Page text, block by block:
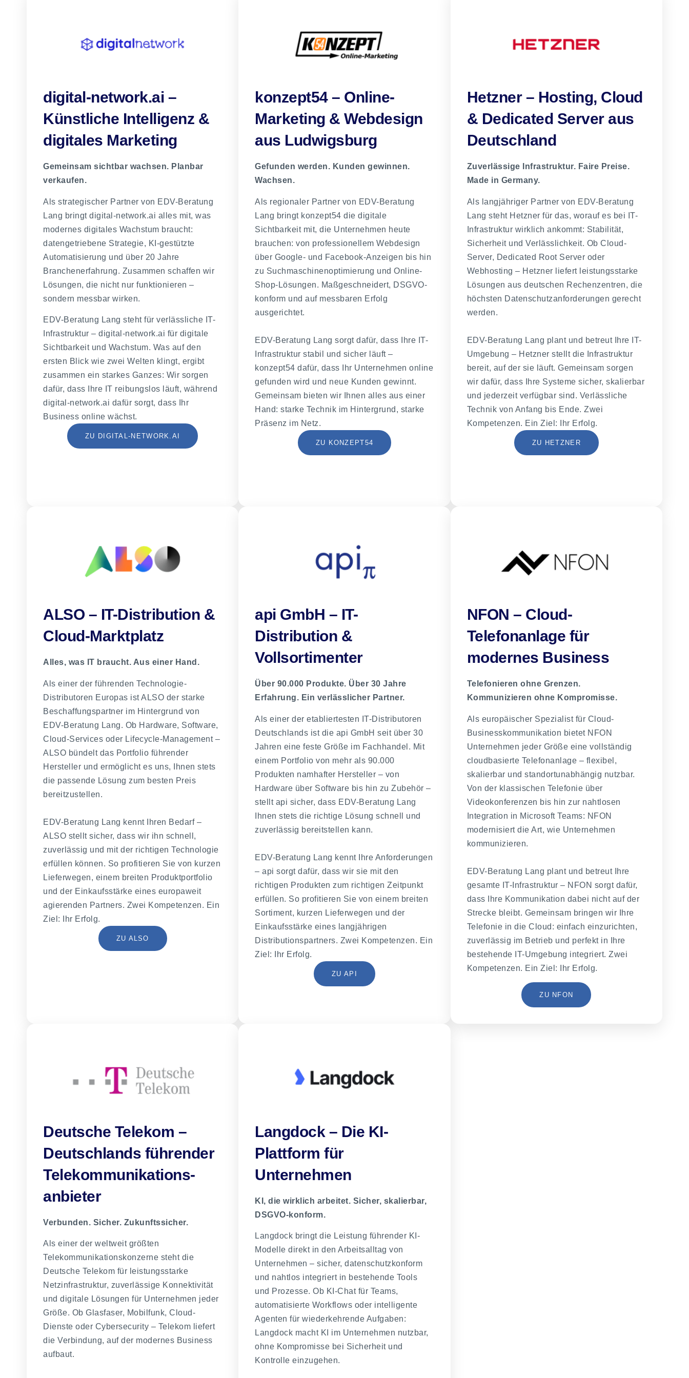
digital-network.ai –
Künstliche Intelligenz &
digitales Marketing
Gemeinsam sichtbar wachsen. Planbar
verkaufen.
Als strategischer Partner von EDV-Beratung
Lang bringt digital-network.ai alles mit, was
modernes digitales Wachstum braucht:
datengetriebene Strategie, KI-gestützte
Automatisierung und über 20 Jahre
Branchenerfahrung. Zusammen schaffen wir
Lösungen, die nicht nur funktionieren –
sondern messbar wirken.
EDV-Beratung Lang steht für verlässliche IT-
Infrastruktur – digital-network.ai für digitale
Sichtbarkeit und Wachstum. Was auf den
ersten Blick wie zwei Welten klingt, ergibt
zusammen ein starkes Ganzes: Wir sorgen
dafür, dass Ihre IT reibungslos läuft, während
digital-network.ai dafür sorgt, dass Ihr
Business online wächst.
ZU DIGITAL-NETWORK.AI
konzept54 – Online-
Marketing & Webdesign
aus Ludwigsburg
Gefunden werden. Kunden gewinnen.
Wachsen.
Als regionaler Partner von EDV-Beratung
Lang bringt konzept54 die digitale
Sichtbarkeit mit, die Unternehmen heute
brauchen: von professionellem Webdesign
über Google- und Facebook-Anzeigen bis hin
zu Suchmaschinenoptimierung und Online-
Shop-Lösungen. Maßgeschneidert, DSGVO-
konform und auf messbaren Erfolg
ausgerichtet.
EDV-Beratung Lang sorgt dafür, dass Ihre IT-
Infrastruktur stabil und sicher läuft –
konzept54 dafür, dass Ihr Unternehmen online
gefunden wird und neue Kunden gewinnt.
Gemeinsam bieten wir Ihnen alles aus einer
Hand: starke Technik im Hintergrund, starke
Präsenz im Netz.
ZU KONZEPT54
Hetzner – Hosting, Cloud
& Dedicated Server aus
Deutschland
Zuverlässige Infrastruktur. Faire Preise.
Made in Germany.
Als langjähriger Partner von EDV-Beratung
Lang steht Hetzner für das, worauf es bei IT-
Infrastruktur wirklich ankommt: Stabilität,
Sicherheit und Verlässlichkeit. Ob Cloud-
Server, Dedicated Root Server oder
Webhosting – Hetzner liefert leistungsstarke
Lösungen aus deutschen Rechenzentren, die
höchsten Datenschutzanforderungen gerecht
werden.
EDV-Beratung Lang plant und betreut Ihre IT-
Umgebung – Hetzner stellt die Infrastruktur
bereit, auf der sie läuft. Gemeinsam sorgen
wir dafür, dass Ihre Systeme sicher, skalierbar
und jederzeit verfügbar sind. Verlässliche
Technik von Anfang bis Ende. Zwei
Kompetenzen. Ein Ziel: Ihr Erfolg.
ZU HETZNER
ALSO – IT-Distribution &
Cloud-Marktplatz
Alles, was IT braucht. Aus einer Hand.
Als einer der führenden Technologie-
Distributoren Europas ist ALSO der starke
Beschaffungspartner im Hintergrund von
EDV-Beratung Lang. Ob Hardware, Software,
Cloud-Services oder Lifecycle-Management –
ALSO bündelt das Portfolio führender
Hersteller und ermöglicht es uns, Ihnen stets
die passende Lösung zum besten Preis
bereitzustellen.
EDV-Beratung Lang kennt Ihren Bedarf –
ALSO stellt sicher, dass wir ihn schnell,
zuverlässig und mit der richtigen Technologie
erfüllen können. So profitieren Sie von kurzen
Lieferwegen, einem breiten Produktportfolio
und der Einkaufsstärke eines europaweit
agierenden Partners. Zwei Kompetenzen. Ein
Ziel: Ihr Erfolg.
ZU ALSO
api GmbH – IT-
Distribution &
Vollsortimenter
Über 90.000 Produkte. Über 30 Jahre
Erfahrung. Ein verlässlicher Partner.
Als einer der etabliertesten IT-Distributoren
Deutschlands ist die api GmbH seit über 30
Jahren eine feste Größe im Fachhandel. Mit
einem Portfolio von mehr als 90.000
Produkten namhafter Hersteller – von
Hardware über Software bis hin zu Zubehör –
stellt api sicher, dass EDV-Beratung Lang
Ihnen stets die richtige Lösung schnell und
zuverlässig bereitstellen kann.
EDV-Beratung Lang kennt Ihre Anforderungen
– api sorgt dafür, dass wir sie mit den
richtigen Produkten zum richtigen Zeitpunkt
erfüllen. So profitieren Sie von einem breiten
Sortiment, kurzen Lieferwegen und der
Einkaufsstärke eines langjährigen
Distributionspartners. Zwei Kompetenzen. Ein
Ziel: Ihr Erfolg.
ZU API
NFON – Cloud-
Telefonanlage für
modernes Business
Telefonieren ohne Grenzen.
Kommunizieren ohne Kompromisse.
Als europäischer Spezialist für Cloud-
Businesskommunikation bietet NFON
Unternehmen jeder Größe eine vollständig
cloudbasierte Telefonanlage – flexibel,
skalierbar und standortunabhängig nutzbar.
Von der klassischen Telefonie über
Videokonferenzen bis hin zur nahtlosen
Integration in Microsoft Teams: NFON
modernisiert die Art, wie Unternehmen
kommunizieren.
EDV-Beratung Lang plant und betreut Ihre
gesamte IT-Infrastruktur – NFON sorgt dafür,
dass Ihre Kommunikation dabei nicht auf der
Strecke bleibt. Gemeinsam bringen wir Ihre
Telefonie in die Cloud: einfach einzurichten,
zuverlässig im Betrieb und perfekt in Ihre
bestehende IT-Umgebung integriert. Zwei
Kompetenzen. Ein Ziel: Ihr Erfolg.
ZU NFON
Deutsche Telekom –
Deutschlands führender
Telekommu­nikations­
anbieter
Verbunden. Sicher. Zukunftssicher.
Als einer der weltweit größten
Telekommunikationskonzerne steht die
Deutsche Telekom für leistungsstarke
Netzinfrastruktur, zuverlässige Konnektivität
und digitale Lösungen für Unternehmen jeder
Größe. Ob Glasfaser, Mobilfunk, Cloud-
Dienste oder Cybersecurity – Telekom liefert
die Verbindung, auf der modernes Business
aufbaut.
Langdock – Die KI-
Plattform für
Unternehmen
KI, die wirklich arbeitet. Sicher, skalierbar,
DSGVO-konform.
Langdock bringt die Leistung führender KI-
Modelle direkt in den Arbeitsalltag von
Unternehmen – sicher, datenschutzkonform
und nahtlos integriert in bestehende Tools
und Prozesse. Ob KI-Chat für Teams,
automatisierte Workflows oder intelligente
Agenten für wiederkehrende Aufgaben:
Langdock macht KI im Unternehmen nutzbar,
ohne Kompromisse bei Sicherheit und
Kontrolle einzugehen.